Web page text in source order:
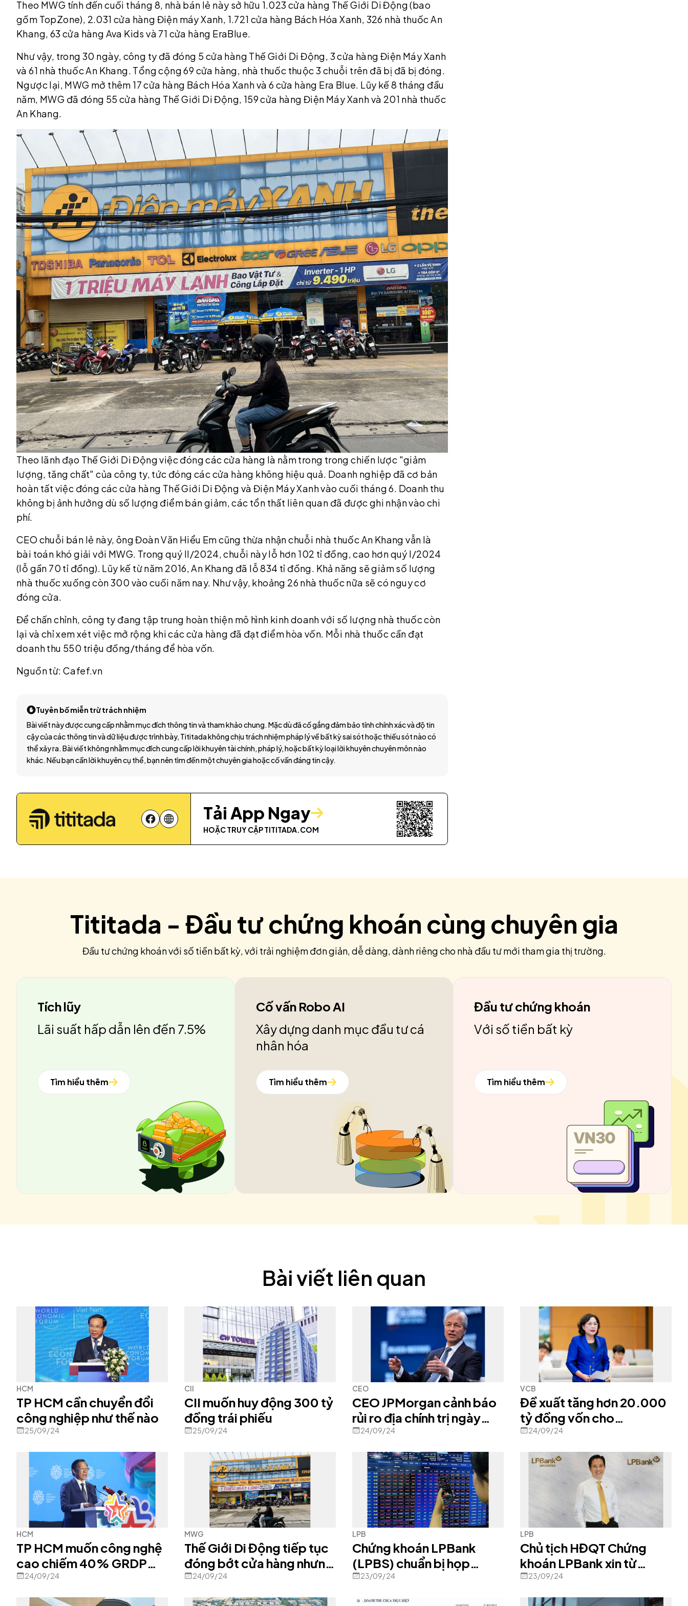
Theo MWG tính đến cuối tháng 8, nhà bán lẻ này sở hữu 1.023 cửa hàng Thế Giới Di Động (bao
gồm TopZone), 2.031 cửa hàng Điện máy Xanh, 1.721 cửa hàng Bách Hóa Xanh, 326 nhà thuốc An
Khang, 63 cửa hàng Ava Kids và 71 cửa hàng EraBlue.
Như vậy, trong 30 ngày, công ty đã đóng 5 cửa hàng Thế Giới Di Động, 3 cửa hàng Điện Máy Xanh
và 61 nhà thuốc An Khang. Tổng cộng 69 cửa hàng, nhà thuốc thuộc 3 chuỗi trên đã bị đã bị đóng.
Ngược lại, MWG mở thêm 17 cửa hàng Bách Hóa Xanh và 6 cửa hàng Era Blue. Lũy kế 8 tháng đầu
năm, MWG đã đóng 55 cửa hàng Thế Giới Di Động, 159 cửa hàng Điện Máy Xanh và 201 nhà thuốc
An Khang.
Theo lãnh đạo Thế Giới Di Động việc đóng các cửa hàng là nằm trong trong chiến lược "giảm
lượng, tăng chất" của công ty, tức đóng các cửa hàng không hiệu quả. Doanh nghiệp đã cơ bản
hoàn tất việc đóng các cửa hàng Thế Giới Di Động và Điện Máy Xanh vào cuối tháng 6. Doanh thu
không bị ảnh hưởng dù số lượng điểm bán giảm, các tổn thất liên quan đã được ghi nhận vào chi
phí.
CEO chuỗi bán lẻ này, ông Đoàn Văn Hiểu Em cũng thừa nhận chuỗi nhà thuốc An Khang vẫn là
bài toán khó giải với MWG. Trong quý II/2024, chuỗi này lỗ hơn 102 tỉ đồng, cao hơn quý I/2024
(lỗ gần 70 tỉ đồng). Lũy kế từ năm 2016, An Khang đã lỗ 834 tỉ đồng. Khả năng sẽ giảm số lượng
nhà thuốc xuống còn 300 vào cuối năm nay. Như vậy, khoảng 26 nhà thuốc nữa sẽ có nguy cơ
đóng cửa.
Để chấn chỉnh, công ty đang tập trung hoàn thiện mô hình kinh doanh với số lượng nhà thuốc còn
lại và chỉ xem xét việc mở rộng khi các cửa hàng đã đạt điểm hòa vốn. Mỗi nhà thuốc cần đạt
doanh thu 550 triệu đồng/tháng để hòa vốn.
Nguồn từ: Cafef.vn
Tuyên bố miễn trừ trách nhiệm
Bài viết này được cung cấp nhằm mục đích thông tin và tham khảo chung. Mặc dù đã cố gắng đảm bảo tính chính xác và độ tin
cậy của các thông tin và dữ liệu được trình bày, Tititada không chịu trách nhiệm pháp lý về bất kỳ sai sót hoặc thiếu sót nào có
thể xảy ra. Bài viết không nhằm mục đích cung cấp lời khuyên tài chính, pháp lý, hoặc bất kỳ loại lời khuyên chuyên môn nào
khác. Nếu bạn cần lời khuyên cụ thể, bạn nên tìm đến một chuyên gia hoặc cố vấn đáng tin cậy.
Tải App Ngay
HOẶC TRUY CẬPTITITADA.COM
Tititada - Đầu tư chứng khoán cùng chuyên gia
Đầu tư chứng khoán với số tiền bất kỳ, với trải nghiệm đơn giản, dễ dàng, dành riêng cho nhà đầu tư mới tham gia thị trường.
Tích lũy
Lãi suất hấp dẫn lên đến 7.5%
Tìm hiểu thêm
Cố vấn Robo AI
Xây dựng danh mục đầu tư cá
nhân hóa
Tìm hiểu thêm
Đầu tư chứng khoán
Với số tiền bất kỳ
Tìm hiểu thêm
Bài viết liên quan
HCM
TP HCM cần chuyển đổi
công nghiệp như thế nào
25/09/24
CII
CII muốn huy động 300 tỷ
đồng trái phiếu
25/09/24
CEO
CEO JPMorgan cảnh báo
rủi ro địa chính trị ngày
càng lớn
24/09/24
VCB
Đề xuất tăng hơn 20.000
tỷ đồng vốn cho
Vietcombank
24/09/24
HCM
TP HCM muốn công nghệ
cao chiếm 40% GRDP
vào 2030
24/09/24
MWG
Thế Giới Di Động tiếp tục
đóng bớt cửa hàng nhưng
doanh số vẫn không giảm
24/09/24
LPB
Chứng khoán LPBank
(LPBS) chuẩn bị họp
ĐHĐCĐ bất thường lần
23/09/24
LPB
Chủ tịch HĐQT Chứng
khoán LPBank xin từ
nhiệm sau chưa đầy 1 năm
tại vị
23/09/24